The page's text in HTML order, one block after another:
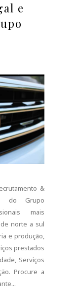
e
&
do Grupo
mais
norte a sul
e produção,
prestados
Serviços
Procure a